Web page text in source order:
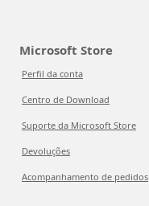
Microsoft Store
Perfil da conta
Centro de Download
Suporte da Microsoft Store
Devoluções
Acompanhamento de pedidos